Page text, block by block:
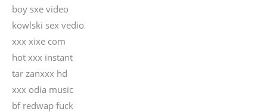
boy sxe video
kowlski sex vedio
xxx xixe com
hot xxx instant
tar zanxxx hd
xxx odia music
bf redwap fuck